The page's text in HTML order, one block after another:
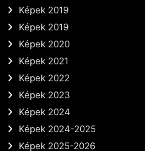
Képek 2019
Képek 2019
Képek 2020
Képek 2021
Képek 2022
Képek 2023
Képek 2024
Képek 2024-2025
Képek 2025-2026